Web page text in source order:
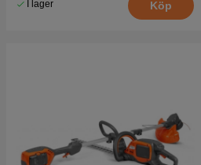
I lager Köp